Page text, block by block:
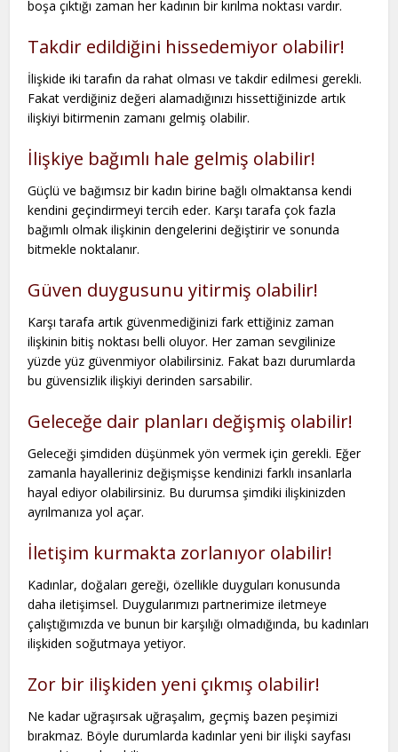
boşa çıktığı zaman her kadının bir kırılma noktası vardır.
Takdir edildiğini hissedemiyor olabilir!
İlişkide iki tarafın da rahat olması ve takdir edilmesi gerekli.
Fakat verdiğiniz değeri alamadığınızı hissettiğinizde artık
ilişkiyi bitirmenin zamanı gelmiş olabilir.
İlişkiye bağımlı hale gelmiş olabilir!
Güçlü ve bağımsız bir kadın birine bağlı olmaktansa kendi
kendini geçindirmeyi tercih eder. Karşı tarafa çok fazla
bağımlı olmak ilişkinin dengelerini değiştirir ve sonunda
bitmekle noktalanır.
Güven duygusunu yitirmiş olabilir!
Karşı tarafa artık güvenmediğinizi fark ettiğiniz zaman
ilişkinin bitiş noktası belli oluyor. Her zaman sevgilinize
yüzde yüz güvenmiyor olabilirsiniz. Fakat bazı durumlarda
bu güvensizlik ilişkiyi derinden sarsabilir.
Geleceğe dair planları değişmiş olabilir!
Geleceği şimdiden düşünmek yön vermek için gerekli. Eğer
zamanla hayalleriniz değişmişse kendinizi farklı insanlarla
hayal ediyor olabilirsiniz. Bu durumsa şimdiki ilişkinizden
ayrılmanıza yol açar.
İletişim kurmakta zorlanıyor olabilir!
Kadınlar, doğaları gereği, özellikle duyguları konusunda
daha iletişimsel. Duygularımızı partnerimize iletmeye
çalıştığımızda ve bunun bir karşılığı olmadığında, bu kadınları
ilişkiden soğutmaya yetiyor.
Zor bir ilişkiden yeni çıkmış olabilir!
Ne kadar uğraşırsak uğraşalım, geçmiş bazen peşimizi
bırakmaz. Böyle durumlarda kadınlar yeni bir ilişki sayfası